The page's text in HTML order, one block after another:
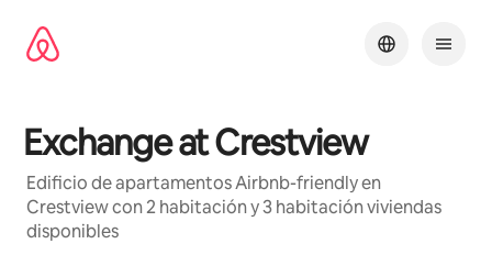
contenido
Exchange at Crestview
Edificio de apartamentos Airbnb-friendly en
Crestview con 2 habitación y 3 habitación viviendas
disponibles